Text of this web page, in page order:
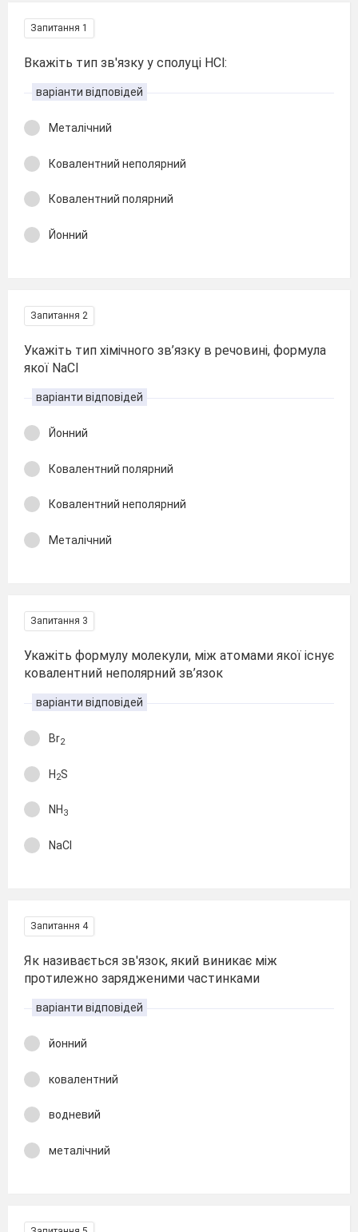
Запитання 1
Вкажіть тип зв'язку у сполуці HCl:
варіанти відповідей
Металічний
Ковалентний неполярний
Ковалентний полярний
Йонний
Запитання 2
Укажіть тип хімічного зв’язку в речовині, формула
якої NaCl
варіанти відповідей
Йонний
Ковалентний полярний
Ковалентний неполярний
Металічний
Запитання 3
Укажіть формулу молекули, між атомами якої існує
ковалентний неполярний зв’язок
варіанти відповідей
Вr2
H2S
NH 3
NaCl
Запитання 4
Як називається зв'язок, який виникає між
протилежно зарядженими частинками
варіанти відповідей
йонний
ковалентний
водневий
металічний